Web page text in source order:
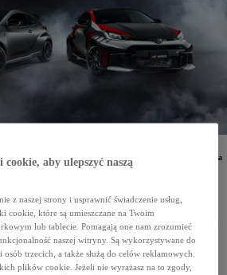
Ogier Edition i Rovanperä Edition. Cena wywoławcza zaczyna
wylicytowanego egzemplarza wesprze Instytut „Pomnik –
już w momencie debiutu zyskał status kultowego pojazdu. Był
z jazdy tak bliskich wyczynowym autom sportowym.
GR Yarisa z mocniejszym silnikiem (280 KM) o wyższym
układem jezdnym. Auto jest dostępne z 6-biegową skrzynią
GAZOO Racing Direct, która charakteryzuje się
100 km/h samochód rozpędza się w 5,2 s.
oraz dach z włókna węglowego. Wnętrze zachwyca
zgodnie ze wskazówkami najlepszych kierowców
aby ulepszyć naszą
z naszej strony i usprawnić świadczenie usług,
cookie, które są umieszczane na Twoim
lub tablecie. Pomagają one nam zrozumieć
naszej witryny. Są wykorzystywane do
osób trzecich, a także służą do celów reklamowych.
plików cookie. Jeżeli nie wyrażasz na to zgody,